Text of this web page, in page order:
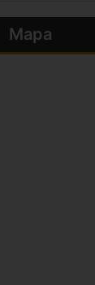
Mapa